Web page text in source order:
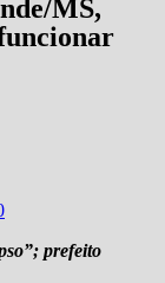
MS,
prefeito